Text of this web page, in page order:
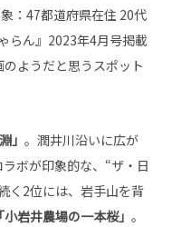
：47都道府県在住 20代
らん』2023年4月号掲載
ようだと思うスポット
」 。潤井川沿いに広が
ボが印象的な、“ザ・日
く2位には、岩手山を背
小岩井農場の一本桜」 。